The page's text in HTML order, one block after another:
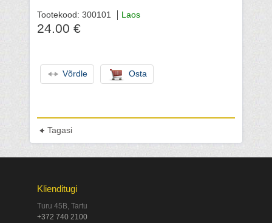
Tootekood: 300101 Laos
24.00 €
Võrdle Osta
Tagasi
Klienditugi
Turu 45B, Tartu
+372 740 2100